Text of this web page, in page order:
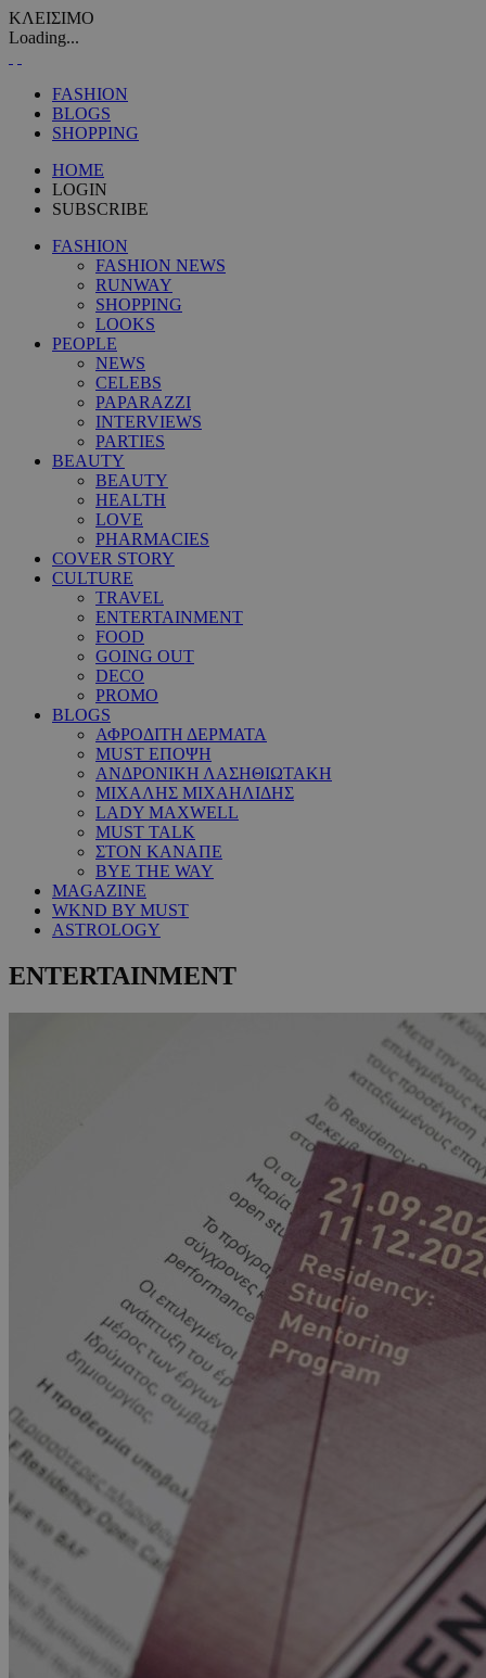
ΚΛΕΙΣΙΜΟ
Loading...
FASHION
BLOGS
SHOPPING
HOME
LOGIN
SUBSCRIBE
FASHION
FASHION NEWS
RUNWAY
SHOPPING
LOOKS
PEOPLE
NEWS
CELEBS
PAPARAZZI
INTERVIEWS
PARTIES
BEAUTY
BEAUTY
HEALTH
LOVE
PHARMACIES
COVER STORY
CULTURE
TRAVEL
ENTERTAINMENT
FOOD
GOING OUT
DECO
PROMO
BLOGS
ΑΦΡΟΔΙΤΗ ΔΕΡΜΑΤΑ
MUST ΕΠΟΨΗ
ΑΝΔΡΟΝΙΚΗ ΛΑΣΗΘΙΩΤΑΚΗ
ΜΙΧΑΛΗΣ ΜΙΧΑΗΛΙΔΗΣ
LADY MAXWELL
MUST TALK
ΣΤΟΝ ΚΑΝΑΠΕ
BYE THE WAY
MAGAZINE
WKND BY MUST
ASTROLOGY
ENTERTAINMENT